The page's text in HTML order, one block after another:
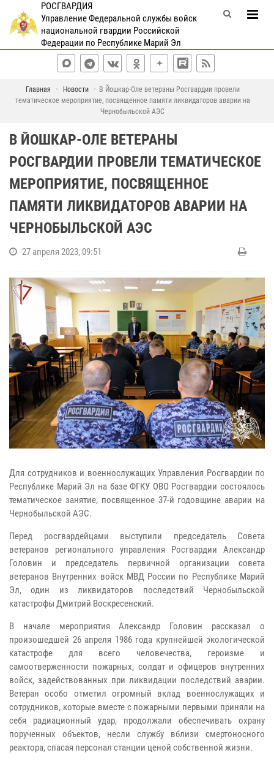
РОСГВАРДИЯ
Управление Федеральной службы войск
национальной гвардии Российской
Федерации по Республике Марий Эл
Главная Новости
В Йошкар-Оле ветераны Росгвардии провели
тематическое мероприятие, посвященное памяти ликвидаторов аварии на
Чернобыльской АЭС
В ЙОШКАР-ОЛЕ ВЕТЕРАНЫ
РОСГВАРДИИ ПРОВЕЛИ ТЕМАТИЧЕСКОЕ
МЕРОПРИЯТИЕ, ПОСВЯЩЕННОЕ
ПАМЯТИ ЛИКВИДАТОРОВ АВАРИИ НА
ЧЕРНОБЫЛЬСКОЙ АЭС
27 апреля 2023, 09:51
Для сотрудников и военнослужащих Управления Росгвардии по
Республике Марий Эл на базе ФГКУ ОВО Росгвардии состоялось
тематическое занятие, посвященное 37-й годовщине аварии на
Чернобыльской АЭС.
Перед росгвардейцами выступили председатель Совета
ветеранов регионального управления Росгвардии Александр
Головин и председатель первичной организации совета
ветеранов Внутренних войск МВД России по Республике Марий
Эл, один из ликвидаторов последствий Чернобыльской
катастрофы Дмитрий Воскресенский.
В начале мероприятия Александр Головин рассказал о
произошедшей 26 апреля 1986 года крупнейшей экологической
катастрофе для всего человечества, героизме и
самоотверженности пожарных, солдат и офицеров внутренних
войск, задействованных при ликвидации последствий аварии.
Ветеран особо отметил огромный вклад военнослужащих и
сотрудников, которые вместе с пожарными первыми приняли на
себя радиационный удар, продолжали обеспечивать охрану
порученных объектов, несли службу вблизи смертоносного
реактора, спасая персонал станции ценой собственной жизни.